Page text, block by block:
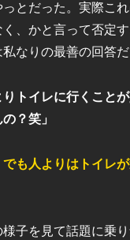
とだった。実際こ
、かと言って否定
なりの最善の回答だ
トイレに行くこと
？笑」
も人よりはトイレ
子を見て話題に乗